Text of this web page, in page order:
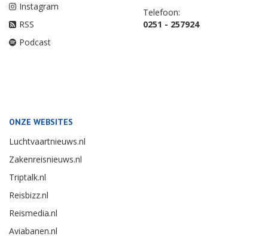
Instagram
RSS
Podcast
Telefoon:
0251 - 257924
ONZE WEBSITES
Luchtvaartnieuws.nl
Zakenreisnieuws.nl
Triptalk.nl
Reisbizz.nl
Reismedia.nl
Aviabanen.nl